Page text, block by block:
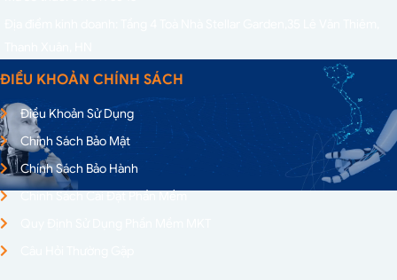
ĐIỀU KHOẢN CHÍNH SÁCH
Điều Khoản Sử Dụng
Chính Sách Bảo Mật
Chính Sách Bảo Hành